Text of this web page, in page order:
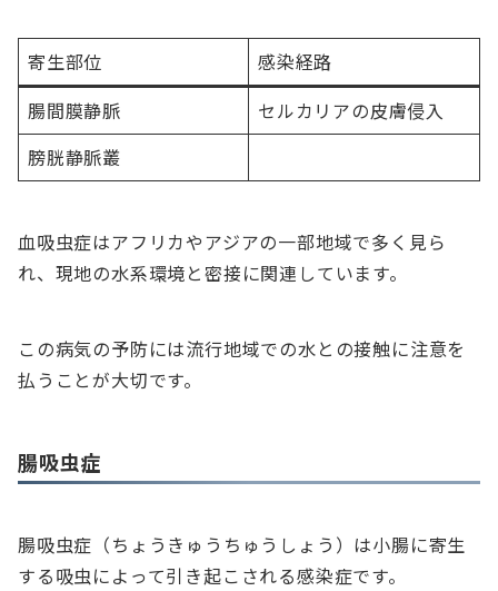
寄生部位
感染経路
腸間膜静脈
セルカリアの皮膚侵入
膀胱静脈叢
血吸虫症はアフリカやアジアの一部地域で多く見ら
れ、現地の水系環境と密接に関連しています。
この病気の予防には流行地域での水との接触に注意を
払うことが大切です。
腸吸虫症
腸吸虫症（ちょうきゅうちゅうしょう）は小腸に寄生
する吸虫によって引き起こされる感染症です。